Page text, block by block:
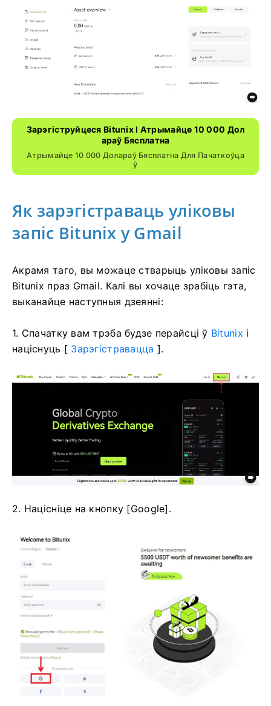
Зарэгіструйцеся Bitunix І Атрымайце 10 000 Дол
Араў Бясплатна
Атрымайце 10 000 Долараў Бясплатна Для Пачаткоўца
Ў
Як зарэгістраваць уліковы
запіс Bitunix у Gmail
Акрамя таго, вы можаце стварыць уліковы запіс
Bitunix праз Gmail. Калі вы хочаце зрабіць гэта,
выканайце наступныя дзеянні:
1. Спачатку вам трэба будзе перайсці ў Bitunix і
націснуць [ Зарэгістравацца ].
2. Націсніце на кнопку [Google].